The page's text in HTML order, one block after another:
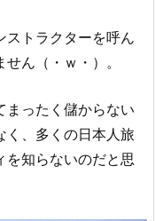
ストラクターを呼ん
ん（・ｗ・）。
まったく儲からない
く、多くの日本人旅
を知らないのだと思